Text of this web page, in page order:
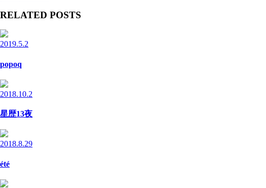
RELATED POSTS
2019.5.2
popoq
2018.10.2
星歴13夜
2018.8.29
été